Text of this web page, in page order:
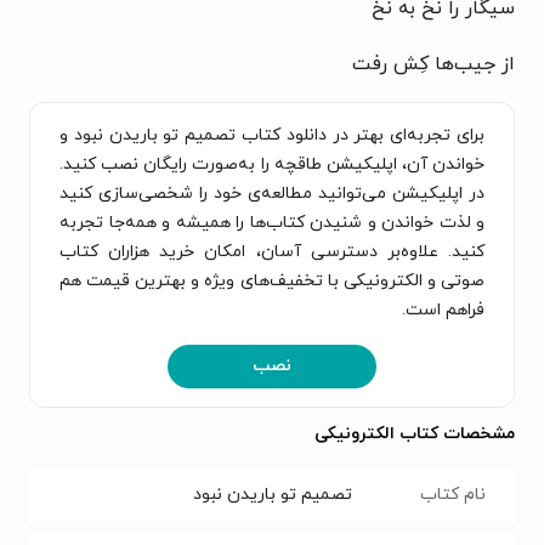
سیگار را نخ به نخ
از جیب‌ها کِش رفت
برای تجربه‌ای بهتر در دانلود کتاب تصمیم تو باریدن نبود و
خواندن آن، اپلیکیشن طاقچه را به‌صورت رایگان نصب کنید.
در اپلیکیشن می‌توانید مطالعه‌ی خود را شخصی‌سازی کنید
و لذت خواندن و شنیدن کتاب‌ها را همیشه و همه‌جا تجربه
کنید. علاوه‌بر دسترسی آسان، امکان خرید هزاران کتاب
صوتی و الکترونیکی با تخفیف‌های ویژه و بهترین قیمت هم
فراهم است.
نصب
مشخصات کتاب الکترونیکی
نام کتاب تصمیم تو باریدن نبود